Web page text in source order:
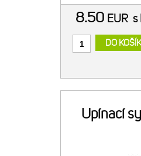
8.50 EUR s
DO
Upínací